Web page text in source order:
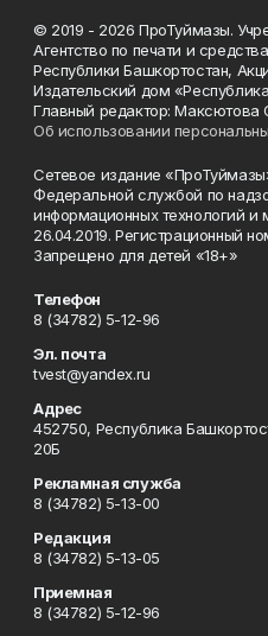
© 2019 - 2026 ПроТуймазы.
Агентство по печати и
Республики Башкортостан,
Издательский дом
Главный редактор: Максютова
Об использовании
Сетевое издание
Федеральной службой по
информационных технологий
26.04.2019.
Запрещено для детей «18+»
Телефон
8 (34782) 5-12-96
Эл. почта
tvest@yandex.ru
Адрес
452750, Республика
20Б
Рекламная служба
8 (34782) 5-13-00
Редакция
8 (34782) 5-13-05
Приемная
8 (34782) 5-12-96